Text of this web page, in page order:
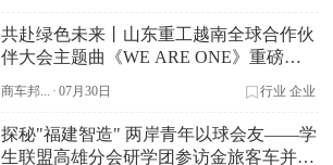
共赴绿色未来丨山东重工越南全球合作伙
伴大会主题曲《WE ARE ONE》重磅首
商车邦... · 07月30日 行业 企业
探秘"福建智造" 两岸青年以球会友——学
生联盟高雄分会研学团参访金旅客车并开